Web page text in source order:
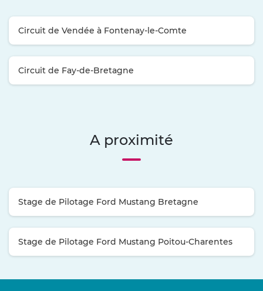
Circuit de Vendée à Fontenay-le-Comte
Circuit de Fay-de-Bretagne
A proximité
Stage de Pilotage Ford Mustang Bretagne
Stage de Pilotage Ford Mustang Poitou-Charentes